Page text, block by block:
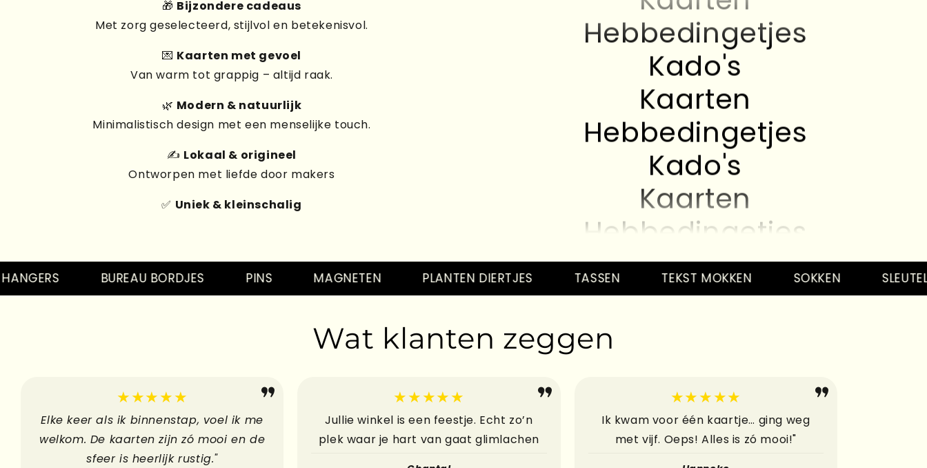
🎁 Bijzondere cadeaus
Met zorg geselecteerd, stijlvol en betekenisvol.
💌 Kaarten met gevoel
Van warm tot grappig – altijd raak.
🌿 Modern & natuurlijk
Minimalistisch design met een menselijke touch.
✍️ Lokaal & origineel
Ontworpen met liefde door makers
✅ Uniek & kleinschalig
Hebbedingetjes
Kado's
Kaarten
Hebbedingetjes
Kado's
Kaarten
Hebbedingetjes
Kaarten
Hebbedingetjes
BUREAU BORDJES MAGNETEN PLANTEN DIERTJES TASSEN TEKST MOKKEN SOKKEN SLEUTEL
Wat klanten zeggen
★★★★★
Elke keer als ik binnenstap, voel ik me
welkom. De kaarten zijn zó mooi en de
sfeer is heerlijk rustig."
★★★★★
Jullie winkel is een feestje. Echt zo’n
plek waar je hart van gaat glimlachen
★★★★★
Ik kwam voor één kaartje… ging weg
met vijf. Oeps! Alles is zó mooi!"